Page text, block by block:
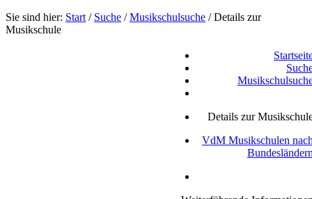
Sie sind hier: Start / Suche /Musikschulsuche /Details zur
Musikschule
Details zur
VdM Musikschulen